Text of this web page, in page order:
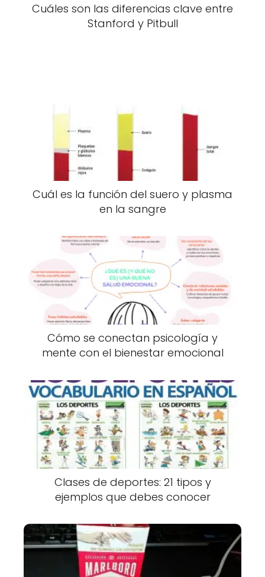
Cuáles son las diferencias clave entre
Stanford y Pitbull
Cuál es la función del suero y plasma
en la sangre
Cómo se conectan psicología y
mente con el bienestar emocional
Clases de deportes: 21 tipos y
ejemplos que debes conocer